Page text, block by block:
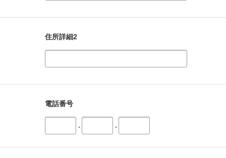
住所詳細2
電話番号
- -